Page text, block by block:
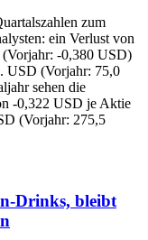
zum
ein Verlust von
-0,380 USD)
USD (Vorjahr: 75,0
sehen die
-0,322 USD je Aktie
(Vorjahr: 275,5
Drinks, bleibt